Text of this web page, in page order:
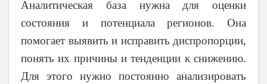
Аналитическая база нужна для оценки
состояния и потенциала регионов. Она
помогает выявить и исправить диспропорции,
понять их причины и тенденции к снижению.
Для этого нужно постоянно анализировать